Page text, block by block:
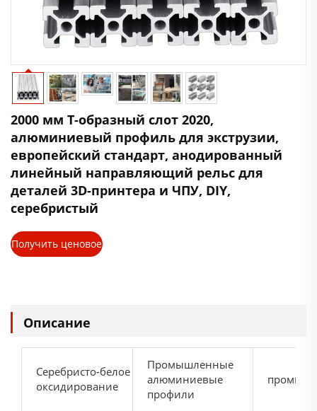
2000 мм Т-образный слот 2020,
алюминиевый профиль для экструзии,
европейский стандарт, анодированный
линейный направляющий рельс для
деталей 3D-принтера и ЧПУ, DIY,
серебристый
Получить ценовое
Описание
Серебристо-белое
оксидирование
Промышленные
алюминиевые
профили